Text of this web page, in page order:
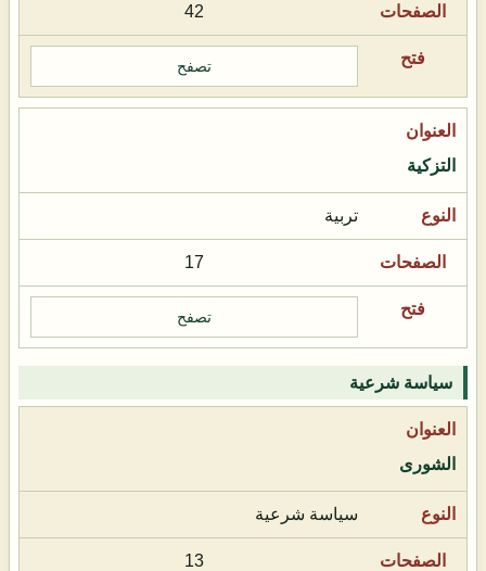
42
تصفح
التزكية
تربية
17
تصفح
سياسة شرعية
الشورى
سياسة شرعية
13